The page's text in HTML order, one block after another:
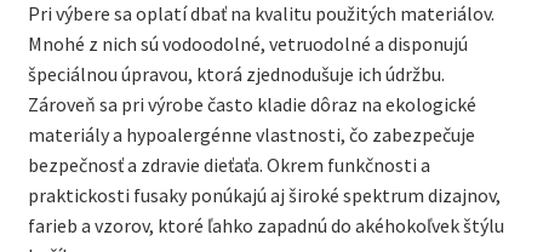
VÝPREDAJ
Oblečenie na krst, slávnostné oblečenie
Kontakt
Pri výbere sa oplatí dbať na kvalitu použitých materiálov.
Mnohé z nich sú vodoodolné, vetruodolné a disponujú
špeciálnou úpravou, ktorá zjednodušuje ich údržbu.
Zároveň sa pri výrobe často kladie dôraz na ekologické
materiály a hypoalergénne vlastnosti, čo zabezpečuje
bezpečnosť a zdravie dieťaťa. Okrem funkčnosti a
praktickosti fusaky ponúkajú aj široké spektrum dizajnov,
farieb a vzorov, ktoré ľahko zapadnú do akéhokoľvek štýlu